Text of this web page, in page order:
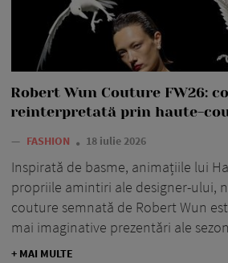
Robert Wun Couture FW26:
reinterpretată prin haute-
— FASHION 18 iulie 2026
Inspirată de basme, animațiile lui
propriile amintiri ale designer-ului,
couture semnată de Robert Wun
mai imaginative prezentări ale
+ MAI MULTE